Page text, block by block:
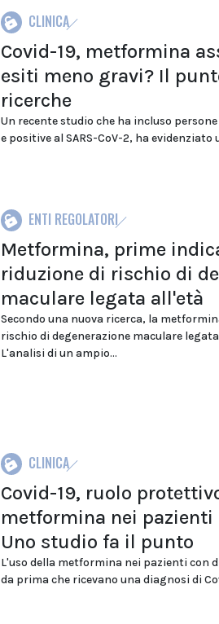
CLINICA
Covid-19, metformina
esiti meno gravi? Il
ricerche
Un recente studio che ha incluso
e positive al SARS-CoV-2, ha evidenziato
ENTI REGOLATORI
Metformina, prime
riduzione di rischio di
maculare legata all'età
Secondo una nuova ricerca, la
rischio di degenerazione maculare
L'analisi di un ampio...
CLINICA
Covid-19, ruolo
metformina nei pazienti
Uno studio fa il punto
L'uso della metformina nei pazienti con
da prima che ricevano una diagnosi di